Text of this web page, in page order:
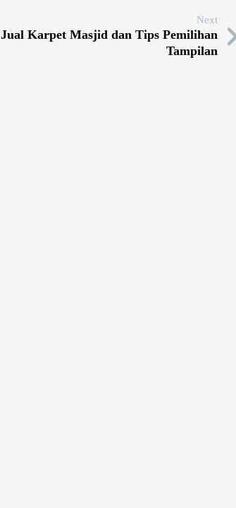
Next
Jual Karpet Masjid dan Tips Pemilihan
Tampilan